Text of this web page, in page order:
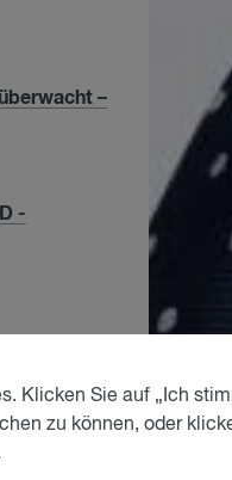
–
-
Klicken Sie auf „Ich
zu können, oder